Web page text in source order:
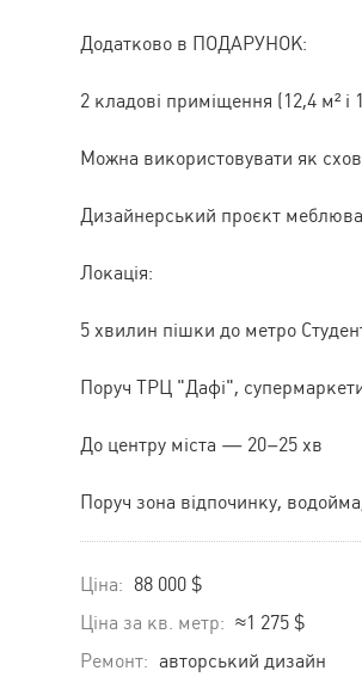
Додатково в ПОДАРУНОК:
2 кладові приміщення (12,4 м²
Можна використовувати як
Дизайнерський проєкт
Локація:
5 хвилин пішки до метро
Поруч ТРЦ "Дафі",
До центру міста — 20–25 хв
Поруч зона відпочинку,
Ціна: 88 000 $
Ціна за кв. метр: ≈1 275 $
Ремонт: авторський дизайн